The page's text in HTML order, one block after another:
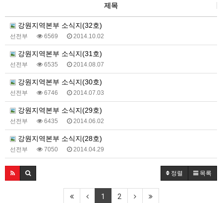
제목
강원지역본부 소식지(32호)
선전부 6569 2014.10.02
강원지역본부 소식지(31호)
선전부 6535 2014.08.07
강원지역본부 소식지(30호)
선전부 6746 2014.07.03
강원지역본부 소식지(29호)
선전부 6435 2014.06.02
강원지역본부 소식지(28호)
선전부 7050 2014.04.29
정렬 목록
1 2